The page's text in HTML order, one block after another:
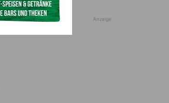
Anzeige